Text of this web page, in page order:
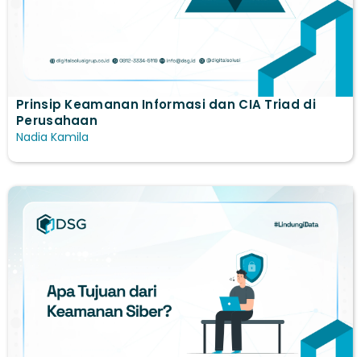
Prinsip Keamanan Informasi dan CIA Triad di
Perusahaan
Nadia Kamila